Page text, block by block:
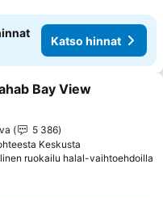
Katso hinnat
suosikkeihin
Bay View
5 386
Keskusta
ruokailu halal-vaihtoehdoilla